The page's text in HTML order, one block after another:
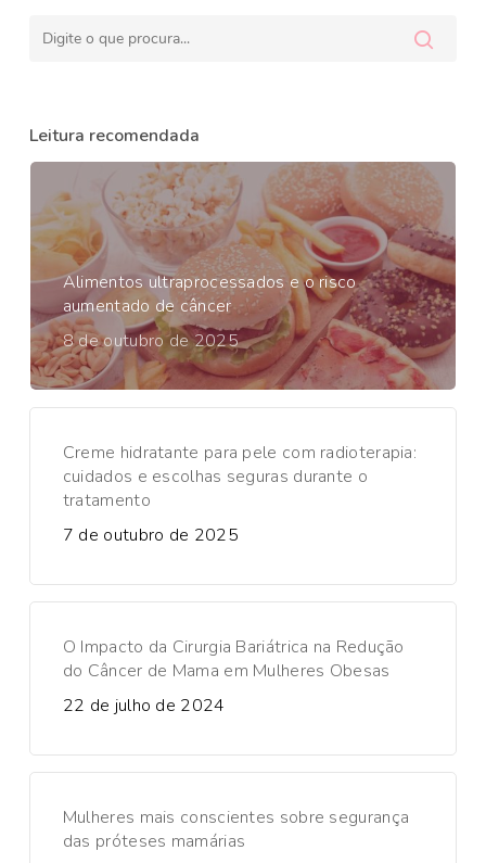
Leitura recomendada
Alimentos ultraprocessados e o risco
aumentado de câncer
8 de outubro de 2025
Creme hidratante para pele com radioterapia:
cuidados e escolhas seguras durante o
tratamento
7 de outubro de 2025
O Impacto da Cirurgia Bariátrica na Redução
do Câncer de Mama em Mulheres Obesas
22 de julho de 2024
Mulheres mais conscientes sobre segurança
das próteses mamárias